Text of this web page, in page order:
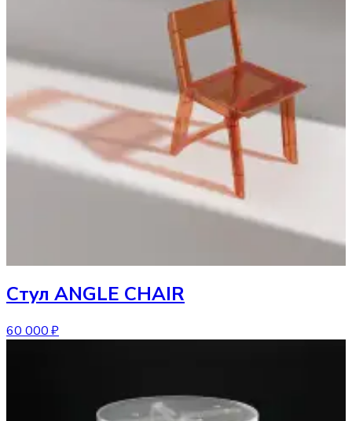
Стул ANGLE CHAIR
60 000 ₽